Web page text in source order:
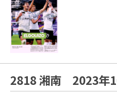
2818 湘南 2023年